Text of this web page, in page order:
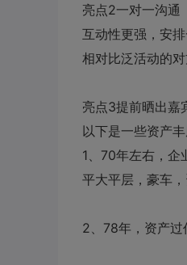
亮点2一对一沟通
互动性更强，安
相对比泛活动的
亮点3提前晒出嘉
以下是一些资产
1、 70年左右，企
平大平层，豪车
2、 78年，资产过